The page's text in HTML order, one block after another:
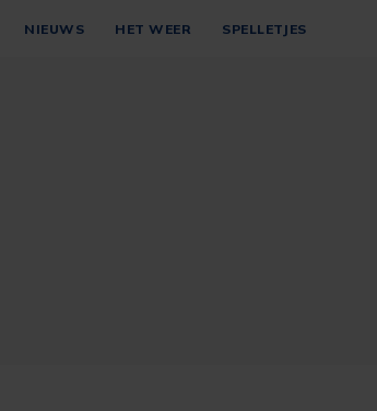
NIEUWS HET WEER SPELLETJES